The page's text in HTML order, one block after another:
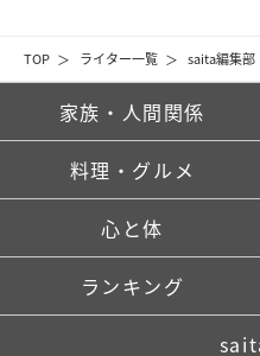
TOP ライター一覧 saita編集部
家族・人間関係
料理・グルメ
心と体
ランキング